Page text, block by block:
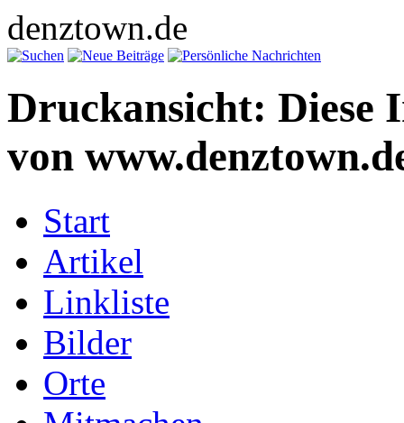
denztown.de
Druckansicht: Diese
von
Start
Artikel
Linkliste
Bilder
Orte